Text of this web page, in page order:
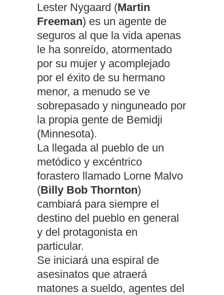
Lester Nygaard (Martin
Freeman) es un agente de
seguros al que la vida apenas
le ha sonreído, atormentado
por su mujer y acomplejado
por el éxito de su hermano
menor, a menudo se ve
sobrepasado y ninguneado por
la propia gente de Bemidji
(Minnesota).
La llegada al pueblo de un
metódico y excéntrico
forastero llamado Lorne Malvo
(Billy Bob Thornton)
cambiará para siempre el
destino del pueblo en general
y del protagonista en
particular.
Se iniciará una espiral de
asesinatos que atraerá
matones a sueldo, agentes del